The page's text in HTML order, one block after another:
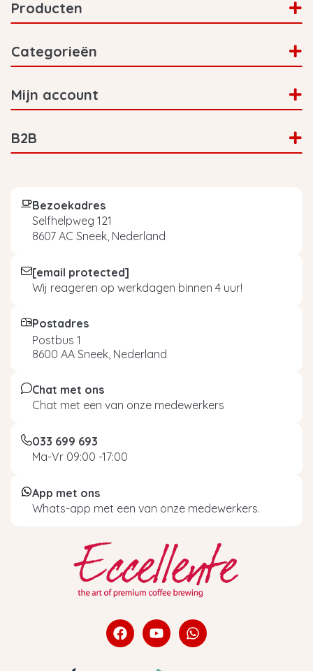
Producten
Categorieën
Mijn account
B2B
Bezoekadres
Selfhelpweg 121
8607 AC Sneek, Nederland
[email protected]
Wij reageren op werkdagen binnen 4 uur!
Postadres
Postbus 1
8600 AA Sneek, Nederland
Chat met ons
Chat met een van onze medewerkers
033 699 693
Ma-Vr 09:00 -17:00
App met ons
Whats-app met een van onze medewerkers.